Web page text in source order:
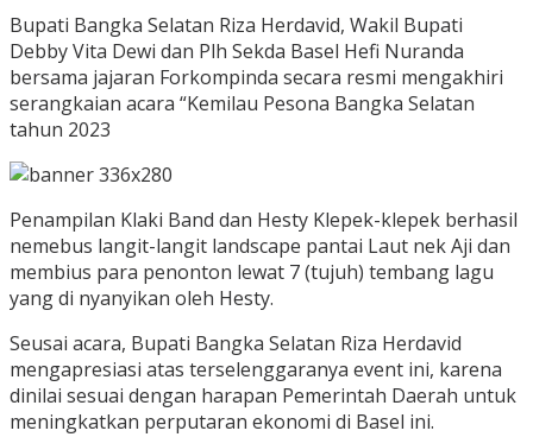
Bupati Bangka Selatan Riza Herdavid, Wakil Bupati
Debby Vita Dewi dan Plh Sekda Basel Hefi Nuranda
bersama jajaran Forkompinda secara resmi mengakhiri
serangkaian acara “Kemilau Pesona Bangka Selatan
tahun 2023
Penampilan Klaki Band dan Hesty Klepek-klepek berhasil
nemebus langit-langit landscape pantai Laut nek Aji dan
membius para penonton lewat 7 (tujuh) tembang lagu
yang di nyanyikan oleh Hesty.
Seusai acara, Bupati Bangka Selatan Riza Herdavid
mengapresiasi atas terselenggaranya event ini, karena
dinilai sesuai dengan harapan Pemerintah Daerah untuk
meningkatkan perputaran ekonomi di Basel ini.